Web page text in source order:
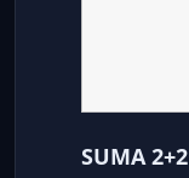
SUMA 2+2